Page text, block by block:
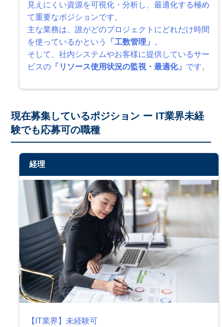
見えにくい資源を可視化・分析し、最適化する極め
て重要なポジションです。
主な業務は、誰がどのプロジェクトにどれだけ時間
を使っているかという
「工数管理」 。
そして、社内システムやお客様に提供しているサー
ビスの 「リソース使用状況の監視・最適化」 です。
現在募集しているポジション ー IT業界未経
験でも応募可の職種
経理
【IT業界】未経験可